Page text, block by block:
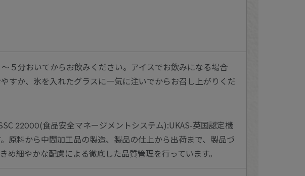
５分おいてからお飲みください。アイスでお飲みになる場合
すか、氷を入れたグラスに一気に注いでからお召し上がりくだ
22000(食品安全マネージメントシステム):UKAS-英国認定機
原料から中間加工品の製造、製品の仕上から出荷まで、製品づ
細やかな配慮による徹底した品質管理を行っています。